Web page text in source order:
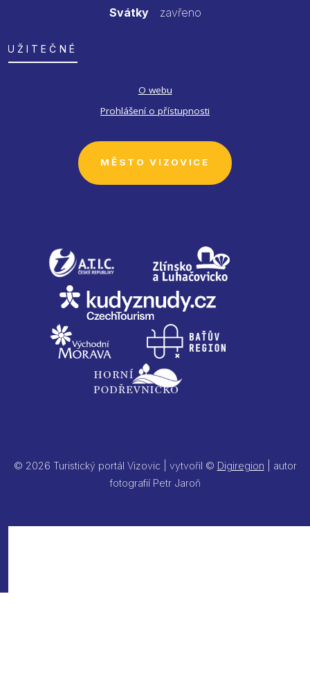
Svátkyzavřeno
UŽITEČNÉ
O webu
Prohlášení o přístupnosti
MĚSTO VIZOVICE
© 2026 Turistický portál Vizovic | vytvořil © Digiregion | autor
fotografií Petr Jaroň